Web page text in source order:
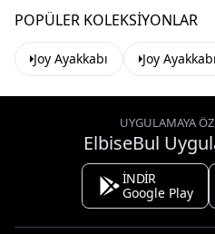
POPÜLER KOLEKSIYONLAR
Joy Ayakkabı Joy
UYGULAMAYA
ElbiseBul
İNDİR
Google Play